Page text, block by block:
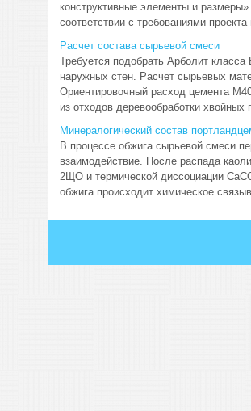
конструктивные элементы и
соответствии с требованиями
Расчет состава сырьевой смеси
Требуется подобрать Арболит
наружных стен. Расчет сырьевых
Ориентировочный расход цемента
из отходов деревообработки
Минералогический состав
В процессе обжига сырьевой смеси
взаимодействие. После распада
2ЩО и термической диссоциации
обжига происходит химическое